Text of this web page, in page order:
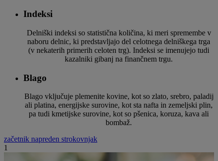
Indeksi
Delniški indeksi so statistična količina, ki meri spremembe v
naboru delnic, ki predstavljajo del celotnega delniškega trga
(v nekaterih primerih celoten trg). Indeksi se imenujejo tudi
kazalniki gibanj na finančnem trgu.
Blago
Blago vključuje plemenite kovine, kot so zlato, srebro, paladij
ali platina, energijske surovine, kot sta nafta in zemeljski plin,
pa tudi kmetijske surovine, kot so pšenica, koruza, kava ali
bombaž.
začetnik napreden strokovnjak
1